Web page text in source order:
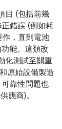
目 (包括前幾
錯誤 (例如耗
作，直到電池
能。這類改
化測試至關重
原始設備製造
靠性問題也
應商)。